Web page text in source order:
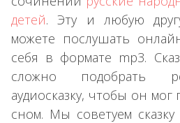
детей. Эту и любую
можете послушать
себя в формате mp3.
сложно подобрать
аудиосказку, чтобы он
сном. Мы советуем